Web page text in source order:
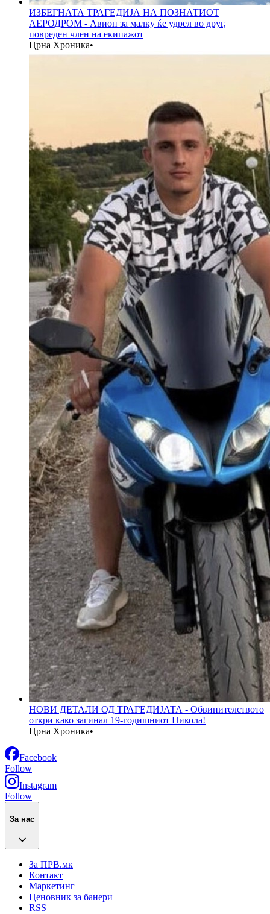
ИЗБЕГНАТА ТРАГЕДИЈА НА ПОЗНАТИОТ
АЕРОДРОМ - Авион за малку ќе удрел во друг,
повреден член на екипажот
Црна Хроника•
НОВИ ДЕТАЛИ ОД ТРАГЕДИЈАТА - Обвинителството
откри како загинал 19-годишниот Никола!
Црна Хроника•
Facebook
Follow
Instagram
Follow
За нас
За ПРВ.мк
Контакт
Маркетинг
Ценовник за банери
RSS